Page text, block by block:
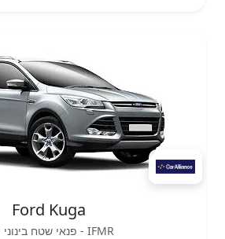
Ford Kuga
IFMR - פנאי שטח בינוני ידני